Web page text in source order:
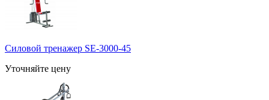
Силовой тренажер SE-3000-45
Уточняйте цену